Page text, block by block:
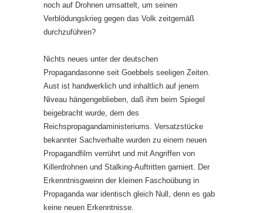
noch auf Drohnen umsattelt, um seinen
Verblödungskrieg gegen das Volk zeitgemäß
durchzuführen?
Nichts neues unter der deutschen
Propagandasonne seit Goebbels seeligen Zeiten.
Aust ist handwerklich und inhaltlich auf jenem
Niveau hängengeblieben, daß ihm beim Spiegel
beigebracht wurde, dem des
Reichspropagandaministeriums. Versatzstücke
bekannter Sachverhalte wurden zu einem neuen
Propagandfilm verrührt und mit Angriffen von
Killerdrohnen und Stalking-Auftritten garniert. Der
Erkenntnisgweinn der kleinen Faschoübung in
Propaganda war identisch gleich Null, denn es gab
keine neuen Erkenntnisse.